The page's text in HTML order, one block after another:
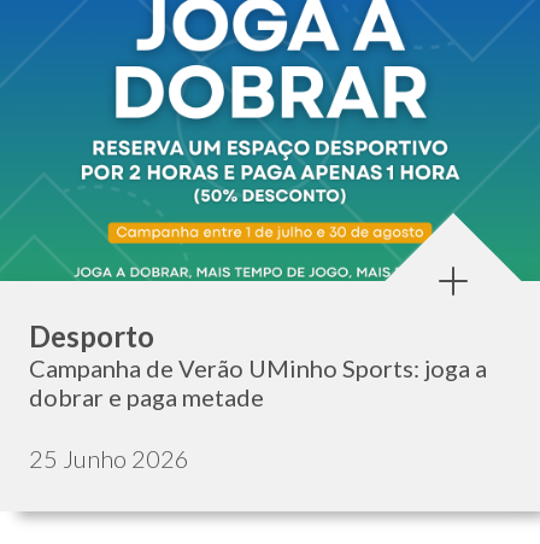
Categoria:
Desporto
Campanha de Verão UMinho Sports: joga a
dobrar e paga metade
Data de publicação:
25 Junho 2026